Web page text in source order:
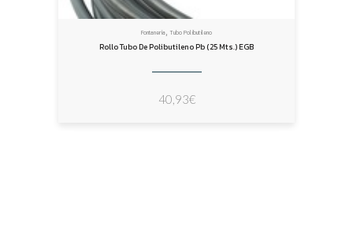
Fontanería, Tubo Polibutileno
Rollo Tubo De Polibutileno Pb (25 Mts.) EGB
40,93€